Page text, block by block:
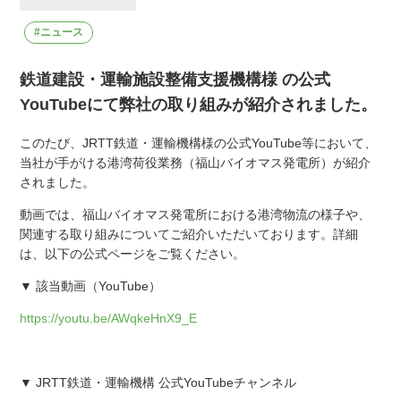
ニュース
鉄道建設・運輸施設整備支援機構様 の公式
YouTubeにて弊社の取り組みが紹介されました。
このたび、JRTT鉄道・運輸機構様の公式YouTube等において、
当社が手がける港湾荷役業務（福山バイオマス発電所）が紹介
されました。
動画では、福山バイオマス発電所における港湾物流の様子や、
関連する取り組みについてご紹介いただいております。詳細
は、以下の公式ページをご覧ください。
▼ 該当動画（YouTube）
https://youtu.be/AWqkeHnX9_E
▼ JRTT鉄道・運輸機構 公式YouTubeチャンネル